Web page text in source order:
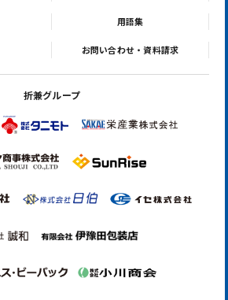
用語集
お問い合わせ・資料請求
折兼グループ